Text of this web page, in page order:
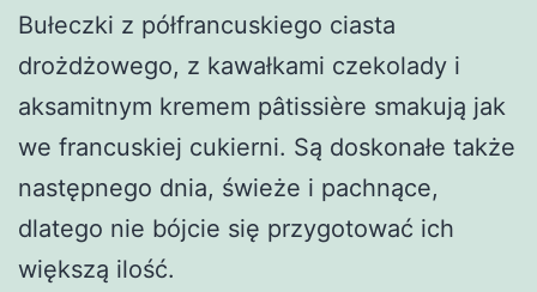
Bułeczki z półfrancuskiego ciasta
drożdżowego, z kawałkami czekolady i
aksamitnym kremem pâtissière smakują jak
we francuskiej cukierni. Są doskonałe także
następnego dnia, świeże i pachnące,
dlatego nie bójcie się przygotować ich
większą ilość.